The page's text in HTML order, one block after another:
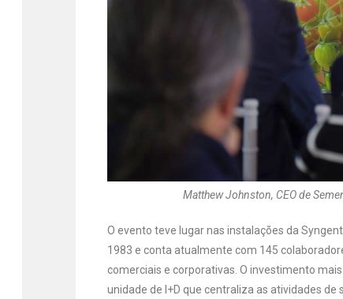
Matthew Johnston, CEO de
O evento teve lugar nas instalações da
1983 e conta atualmente com 145
comerciais e corporativas. O investimento
unidade de I+D que centraliza as atividades